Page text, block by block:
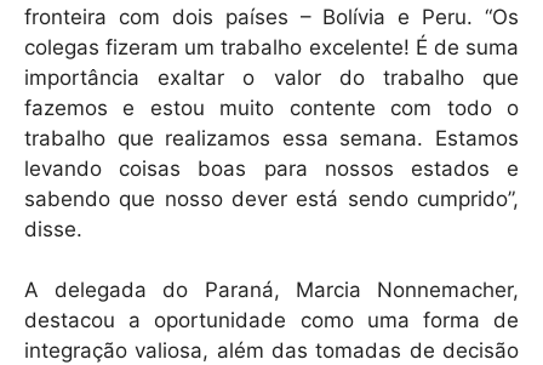
fronteira com dois países – Bolívia e Peru. “Os
colegas fizeram um trabalho excelente! É de suma
importância exaltar o valor do trabalho que
fazemos e estou muito contente com todo o
trabalho que realizamos essa semana. Estamos
levando coisas boas para nossos estados e
sabendo que nosso dever está sendo cumprido”,
disse.
A delegada do Paraná, Marcia Nonnemacher,
destacou a oportunidade como uma forma de
integração valiosa, além das tomadas de decisão